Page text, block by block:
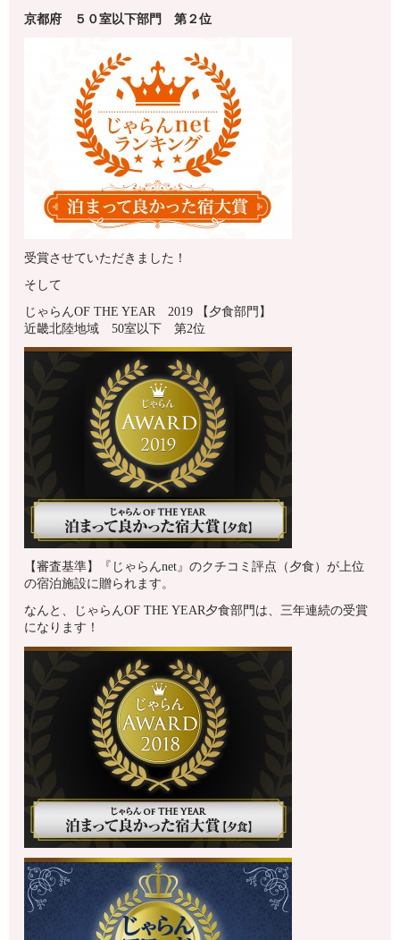
京都府 ５０室以下部門 第 ２位
受賞させていただきました！
そして
じゃらんOF THE YEAR 2019 【夕食部門】
近畿北陸地域 50室以下 第2位
【審査基準】『じゃらんnet』のクチコミ評点（夕食）が上位
の宿泊施設に贈られます。
なんと、じゃらんOF THE YEAR夕食部門は、三年連続の受賞
になります！